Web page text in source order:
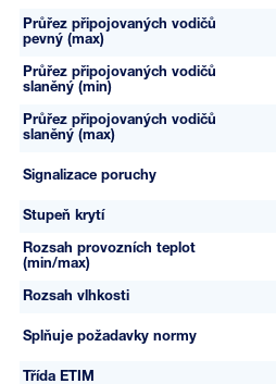
Průřez připojovaných vodičů
pevný (max)
Průřez připojovaných vodičů
slaněný (min)
Průřez připojovaných vodičů
slaněný (max)
Signalizace poruchy
Stupeň krytí
Rozsah provozních teplot
(min/max)
Rozsah vlhkosti
Splňuje požadavky normy
Třída ETIM